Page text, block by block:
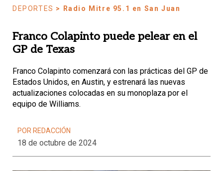
DEPORTES > Radio Mitre 95.1 en San Juan
Franco Colapinto puede pelear en el
GP de Texas
Franco Colapinto comenzará con las prácticas del GP de
Estados Unidos, en Austin, y estrenará las nuevas
actualizaciones colocadas en su monoplaza por el
equipo de Williams.
POR REDACCIÓN
18 de octubre de 2024